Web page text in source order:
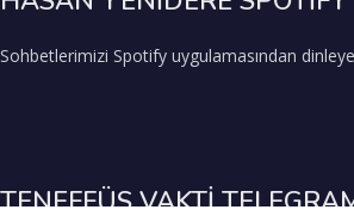
Sohbetlerimizi Spotify uygulamasından
TENEFFÜS VAKTİ